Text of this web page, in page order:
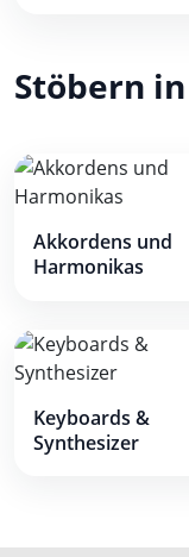
Stöbern
Akkordens und
Harmonikas
Keyboards &
Synthesizer